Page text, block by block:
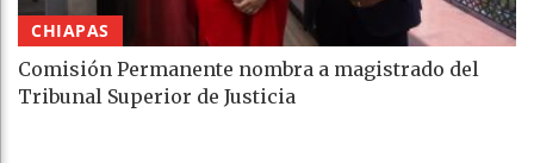
CHIAPAS
Comisión Permanente nombra a magistrado del
Tribunal Superior de Justicia